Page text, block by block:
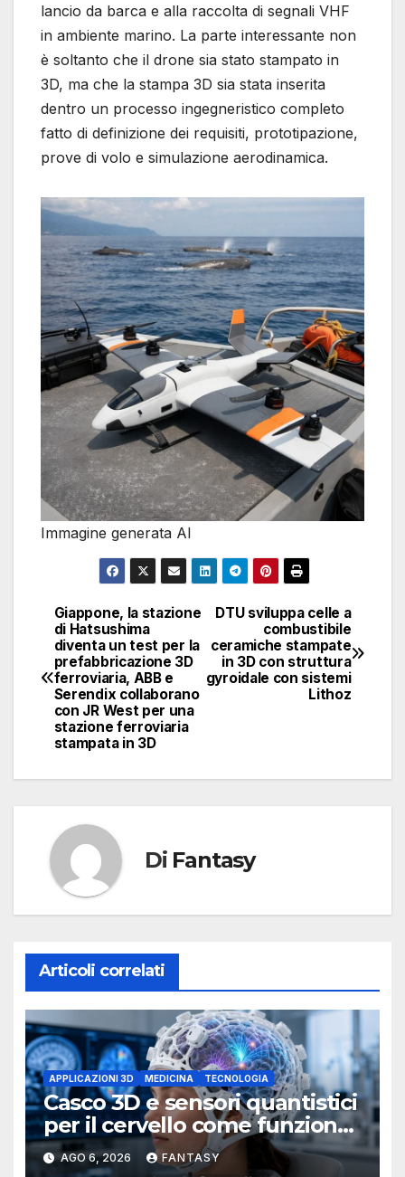
lancio da barca e alla raccolta di segnali VHF
in ambiente marino. La parte interessante non
è soltanto che il drone sia stato stampato in
3D, ma che la stampa 3D sia stata inserita
dentro un processo ingegneristico completo
fatto di definizione dei requisiti, prototipazione,
prove di volo e simulazione aerodinamica.
Immagine generata AI
Navigazione
articoli
DTU sviluppa celle a
combustibile
ceramiche stampate
in 3D con struttura
gyroidale con sistemi
Lithoz
Giappone, la stazione
di Hatsushima
diventa un test per la
prefabbricazione 3D
ferroviaria, ABB e
Serendix collaborano
con JR West per una
stazione ferroviaria
stampata in 3D
Di Fantasy
Articoli correlati
APPLICAZIONI 3D MEDICINA TECNOLOGIA
Casco 3D e sensori quantistici
per il cervello come funziona
l’OPM-MEG
AGO 6, 2026 FANTASY